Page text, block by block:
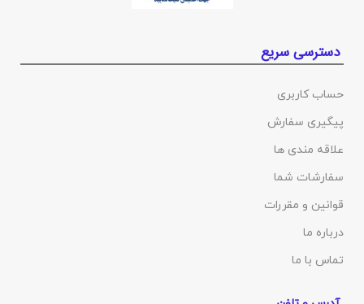
دسترسی سریع
حساب کاربری
پیگیری سفارش
علاقه مندی ها
سفارشات شما
قوانین و مقررات
درباره ما
تماس با ما